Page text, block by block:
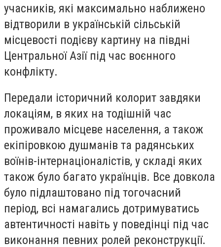
учасників, які максимально наближено
відтворили в українській сільській
місцевості подієву картину на півдні
Центральної Азії під час воєнного
конфлікту.
Передали історичний колорит завдяки
локаціям, в яких на тодішній час
проживало місцеве населення, а також
екіпіровкою душманів та радянських
воїнів-інтернаціоналістів, у складі яких
також було багато українців. Все довкола
було підлаштовано під тогочасний
період, всі намагались дотримуватись
автентичності навіть у поведінці під час
виконання певних ролей реконструкції.